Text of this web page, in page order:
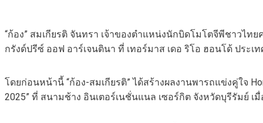
“ก้อง” สมเกียรติ จันทรา เจ้าของตำแหน่งนักบิดโมโตจีพีชาวไท
กรังด์ปรีซ์ ออฟ อาร์เจนตินา ที่ เทอร์มาส เดอ ริโอ ฮอนโด้ ประ
โดยก่อนหน้านี้ “ก้อง-สมเกียรติ” ได้สร้างผลงานพารถแข่งคู่ใจ
2025” ที่ สนามช้าง อินเตอร์เนชั่นแนล เซอร์กิต จังหวัดบุรีรัมย์